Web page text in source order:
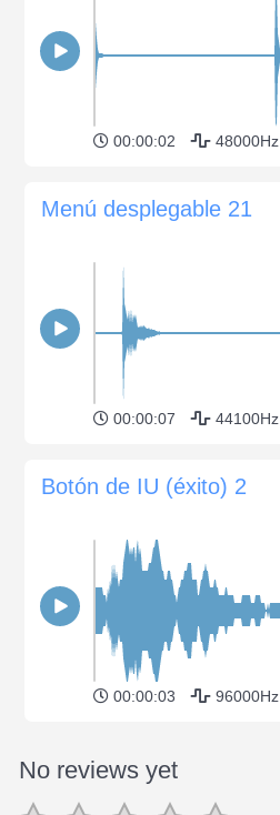
00:00:02 48000Hz
Menú desplegable 21
00:00:07 44100Hz
Botón de IU (éxito) 2
00:00:03 96000Hz
No reviews yet